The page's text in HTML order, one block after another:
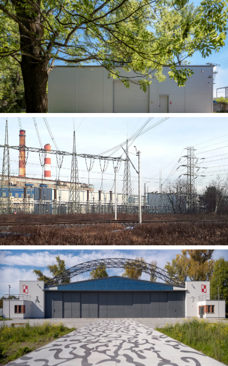
Hala magazynowa na terenie Wojewódzkiego
Magazynu Przeciwpowodziowego
Rozbudowa i przebudowa stacji
elektroenergetycznej w Skawinie